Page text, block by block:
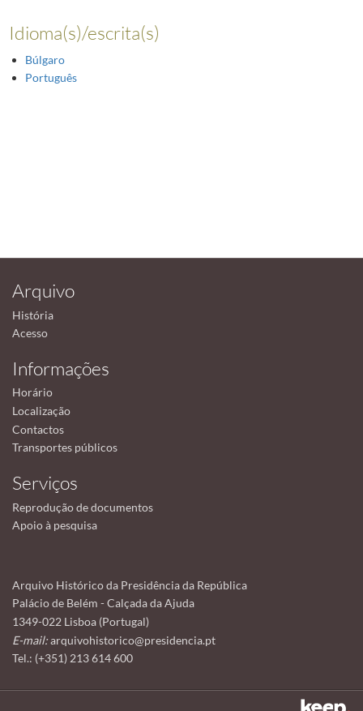
Idioma(s)/escrita(s)
Búlgaro
Português
Arquivo
História
Acesso
Informações
Horário
Localização
Contactos
Transportes públicos
Serviços
Reprodução de documentos
Apoio à pesquisa
Arquivo Histórico da Presidência da República
Palácio de Belém - Calçada da Ajuda
1349-022 Lisboa (Portugal)
E-mail:arquivohistorico@presidencia.pt
Tel.: (+351) 213 614 600